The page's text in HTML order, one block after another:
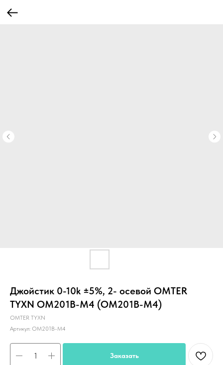
Джойстик 0-10k ±5%, 2- осевой OMTER
TYXN OM201B-M4 (OM201B-M4)
OMTER TYXN
Артикул: OM201B-M4
Заказать